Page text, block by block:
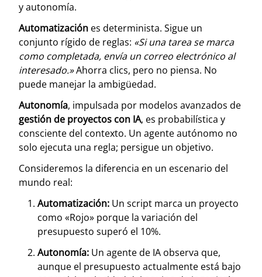
y autonomía.
Automatización es determinista. Sigue un
conjunto rígido de reglas: «Si una tarea se marca
como completada, envía un correo electrónico al
interesado.»Ahorra clics, pero no piensa. No
puede manejar la ambigüedad.
Autonomía, impulsada por modelos avanzados de
gestión de proyectos con IA, es probabilística y
consciente del contexto. Un agente autónomo no
solo ejecuta una regla; persigue un objetivo.
Consideremos la diferencia en un escenario del
mundo real:
Automatización: Un script marca un proyecto
como «Rojo» porque la variación del
presupuesto superó el 10%.
Autonomía: Un agente de IA observa que,
aunque el presupuesto actualmente está bajo